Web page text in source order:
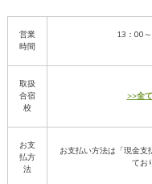
営業
時間
13：00
取扱
合宿
校
>>全
お支
払方
法
お支払い方法は「現金支
てお